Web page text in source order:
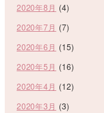
2020年8月 (4)
2020年7月 (7)
2020年6月 (15)
2020年5月 (16)
2020年4月 (12)
2020年3月 (3)